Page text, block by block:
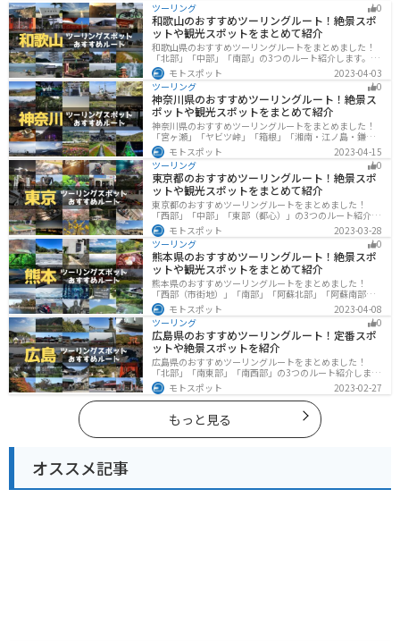
ツーリング 0
和歌山のおすすめツーリングルート！絶景スポ
ットや観光スポットをまとめて紹介
和歌山県のおすすめツーリングルートをまとめました！
「北部」「中部」「南部」の3つのルート紹介します。海
と山に囲まれた自然豊かなエリアが広がり、様々な楽し
み方ができます。バイクで和歌山県にツーリングに行く
際は参考にしてください。
モトスポット
2023-04-03
ツーリング
0
神奈川県のおすすめツーリングルート！絶景ス
ポットや観光スポットをまとめて紹介
神奈川県のおすすめツーリングルートをまとめました！
「宮ヶ瀬」「ヤビツ峠」「箱根」「湘南・江ノ島・鎌
倉」「三浦」「みなとみらい」の6つのルート紹介しま
す。自然豊かなスポット、歴史ある観光名所、都市部で
楽しめるツーリングスポットまで多数あります。バイク
で神奈川県にツーリングに行く際は参考にしてくださ
い。
モトスポット
2023-04-15
ツーリング
0
東京都のおすすめツーリングルート！絶景スポ
ットや観光スポットをまとめて紹介
東京都のおすすめツーリングルートをまとめました！
「西部」「中部」「東部（都心）」の3つのルート紹介し
ます。西に行けば奥多摩の自然、東に行けば都心スポッ
トと、自然も街も楽しめるスポットが多数あります。バ
イクで東京都にツーリングに行く際は参考にしてくださ
い。
モトスポット
2023-03-28
ツーリング
0
熊本県のおすすめツーリングルート！絶景スポ
ットや観光スポットをまとめて紹介
熊本県のおすすめツーリングルートをまとめました！
「西部（市街地）」「南部」「阿蘇北部」「阿蘇南部」
の4つのルート紹介します。阿蘇山や天草諸島をはじめと
した豊かな自然や、熊本城や水前寺成趣園など歴史ある
観光スポットが多数あり、様々な楽しみ方ができます。
バイクで熊本県にツーリングに行く際は参考にしてくだ
さい。
モトスポット
2023-04-08
ツーリング
0
広島県のおすすめツーリングルート！定番スポ
ットや絶景スポットを紹介
広島県のおすすめツーリングルートをまとめました！
「北部」「南東部」「南西部」の3つのルート紹介しま
す。自然豊かな山と海だけでなく、歴史的価値のある建
造物も多数あるので、飽きることなくツーリングを堪能
できます。バイクで広島県にツーリングに行く際は参考
にしてください。
モトスポット 2023-02-27
もっと見る
オススメ記事